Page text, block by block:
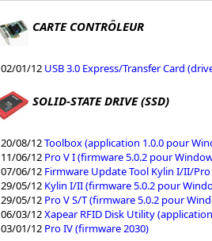
CARTE CONTRÔLEUR
02/01/12 USB 3.0 Express/Transfer Card
SOLID-STATE DRIVE (SSD)
20/08/12Toolbox (application 1.0.0 pour
11/06/12 Pro V I (firmware 5.0.2 pour
07/06/12 Firmware Update Tool Kylin I/II/
29/05/12 Kylin I/II (firmware 5.0.2 pour
29/05/12 Pro V S/T (firmware 5.0.2 pour
06/03/12Xapear RFID Disk Utility
03/01/12 Pro IV (firmware 2030)